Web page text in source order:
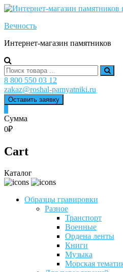
Skip
content
Вечность
Интернет-магазин памятников
Search
for:
8 800 550 03 12
zakaz@roshal-pamyatniki.ru
Оставить заявку
Сумма
0₽
Cart
Каталог
Образцы гравировки
Разное
Транспорт
Военные
Ордена ленты
Книги
Музыка
Морская